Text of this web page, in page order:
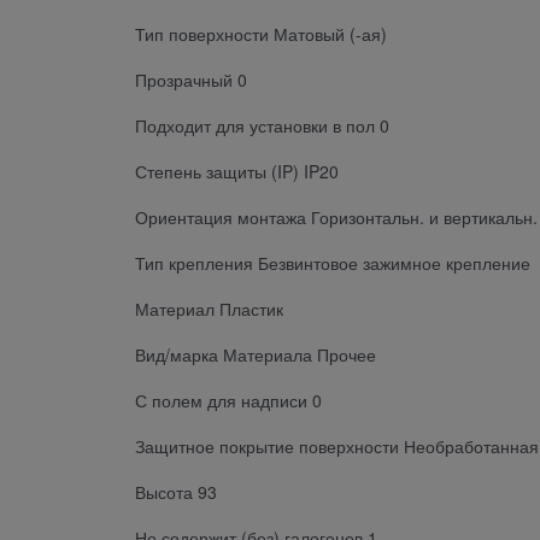
Тип поверхности Матовый (-ая)
Прозрачный 0
Подходит для установки в пол 0
Степень защиты (IP) IP20
Ориентация монтажа Горизонтальн. и вертикальн.
Тип крепления Безвинтовое зажимное крепление
Материал Пластик
Вид/марка Материала Прочее
С полем для надписи 0
Защитное покрытие поверхности
Высота 93